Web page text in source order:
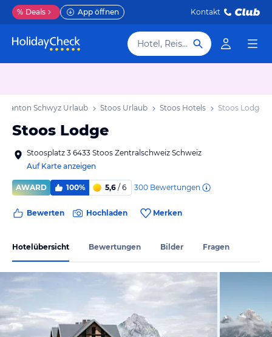
% Deals App öffnen Kontakt
Hotel, Reiseziel
Kanton Schwyz Urlaub Stoos Urlaub Stoos Hotels Stoos Lodge
Stoos Lodge
Stoosplatz 3 6433 Stoos Zentralschweiz Schweiz
Auf Karte anzeigen
AWARD 100% 5,6 / 6 300 Bewertungen
Bewerten Hochladen Merken
Hotelübersicht Bewertungen Bilder Fragen